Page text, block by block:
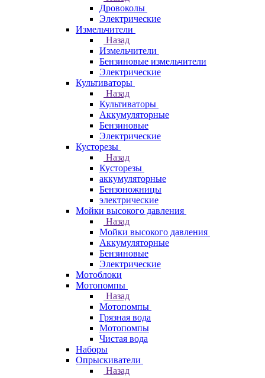
Дровоколы
Электрические
Измельчители
Назад
Измельчители
Бензиновые измельчители
Электрические
Культиваторы
Назад
Культиваторы
Аккумуляторные
Бензиновые
Электрические
Кусторезы
Назад
Кусторезы
аккумуляторные
Бензоножницы
электрические
Мойки высокого давления
Назад
Мойки высокого давления
Аккумуляторные
Бензиновые
Электрические
Мотоблоки
Мотопомпы
Назад
Мотопомпы
Грязная вода
Мотопомпы
Чистая вода
Наборы
Опрыскиватели
Назад